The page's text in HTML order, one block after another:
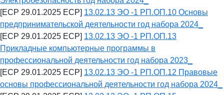
[ECP 29.01.2025 ECP] 13.02.13 ЭО -1 РП.ОП.10 Основы
предпринимательской деятельности год набора 2024_
[ECP 29.01.2025 ECP] 13.02.13 ЭО -1 РП.ОП.13
Прикладные компьютерные программы в
профессиональной деятельности год набора 2023_
[ECP 29.01.2025 ECP] 13.02.13 ЭО -1 РП.ОП.12 Правовые
основы профессиональной деятельности год набора 2024_